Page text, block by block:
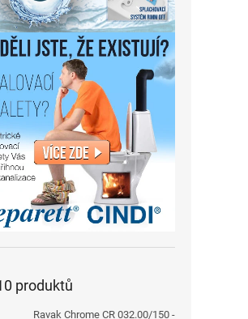
produktů
Ravak Chrome CR 032.00/150 -